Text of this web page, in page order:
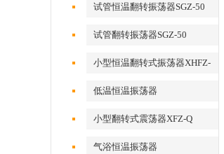
试管恒温翻转振荡器SGZ-50
试管翻转振荡器SGZ-50
小型恒温翻转式振荡器XHFZ-
低温恒温振荡器
小型翻转式震荡器XFZ-Q
气浴恒温振荡器